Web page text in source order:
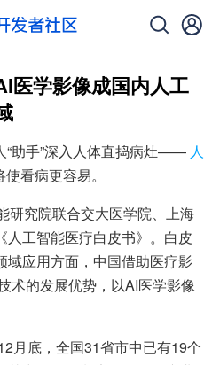
医学影像成国内人工
“助手”深入人体直捣病灶—— 人
看病更容易。
研究院联合交大医学院、上海
人工智能医疗白皮书》。白皮
域应用方面，中国借助医疗影
术的发展优势，以AI医学影像
月底，全国31省市中已有19个